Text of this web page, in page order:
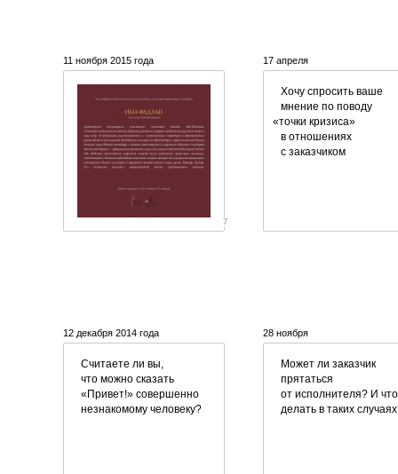
11 ноября 2015 года
7
17 апреля
Хочу спросить ваше
мнение по поводу
«точки кризиса»
в отношениях
с заказчиком
12 декабря 2014 года
Считаете ли вы,
что можно сказать
«Привет!» совершенно
незнакомому человеку?
28 ноября
Может ли заказчик
прятаться
от исполнителя? И что
делать в таких